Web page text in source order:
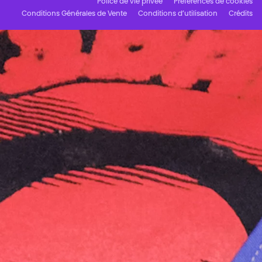
Police de vie privée
Préférences de cookies
Conditions Générales de Vente
Conditions d’utilisation Crédits